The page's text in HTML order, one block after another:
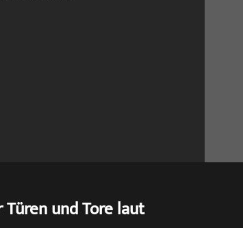
Türen und Tore laut